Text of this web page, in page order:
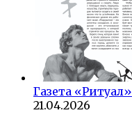
Газета «Ритуал»
21.04.2026